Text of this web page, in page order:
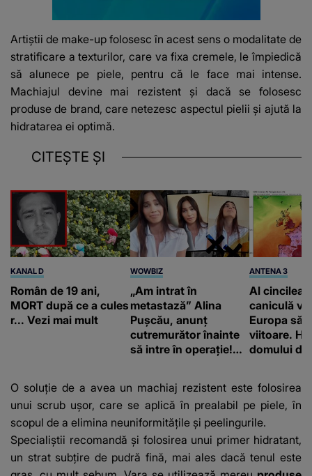
Artiștii de make-up folosesc în acest sens o modalitate de
stratificare a texturilor, care va fixa cremele, le împiedică
să alunece pe piele, pentru că le face mai intense.
Machiajul devine mai rezistent și dacă se folosesc
produse de brand, care netezesc aspectul pielii și ajută la
hidratarea ei optimă.
CITEȘTE ȘI
KANAL D
Român de 19 ani,
MORT după ce a cules
r... Vezi mai mult
WOWBIZ
„Am intrat în
metastază” Alina
Pușcău, anunț
cutremurător înainte
să intre în operație!
fanilor
ANTENA 3
Al cincilea
caniculă
Europa
viitoare.
domului de
O soluție de a avea un machiaj rezistent este folosirea
unui scrub ușor, care se aplică în prealabil pe piele, în
scopul de a elimina neuniformitățile și peelingurile.
Specialiștii recomandă și folosirea unui primer hidratant,
un strat subțire de pudră fină, mai ales dacă tenul este